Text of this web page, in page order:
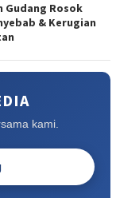
Gudang Rosok
& Kerugian
kami.